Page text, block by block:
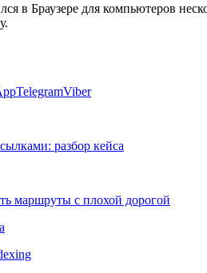
в Браузере для компьютеров
TelegramViber
разбор кейса
маршруты с плохой дорогой